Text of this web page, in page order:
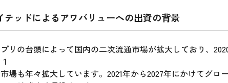
ッドによるアワバリューへの出資の背景
リの台頭によって国内の二次流通市場が拡大しており、
場も年々拡大しています。2021年から2027年にかけてグロ